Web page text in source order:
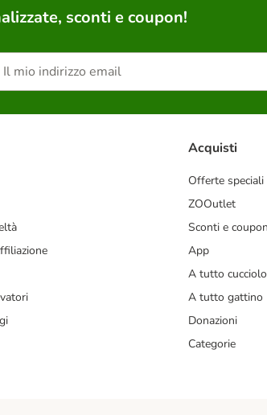
sconti e coupon!
Acquisti
Offerte speciali
ZOOutlet
Sconti e coupon
App
A tutto cucciolo
A tutto gattino
Donazioni
Categorie